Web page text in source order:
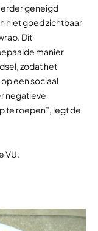
geneigd
niet goed zichtbaar
Dit
manier
zodat het
een sociaal
negatieve
te roepen”, legt de
VU.